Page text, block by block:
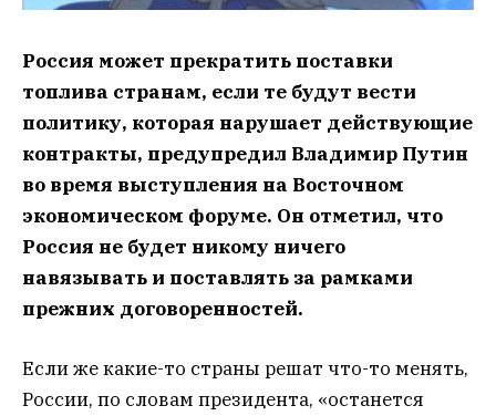
Россия может прекратить поставки
топлива странам, если те будут вести
политику, которая нарушает действующие
контракты, предупредил Владимир Путин
во время выступления на Восточном
экономическом форуме. Он отметил, что
Россия не будет никому ничего
навязывать и поставлять за рамками
прежних договоренностей.
Если же какие-то страны решат что-то менять,
России, по словам президента, «останется